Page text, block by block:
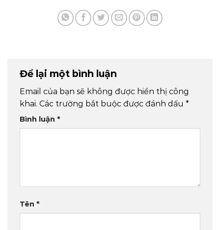
Để lại một bình luận
Email của bạn sẽ không được hiển thị công
khai. Các trường bắt buộc được đánh dấu *
Bình luận *
Tên *